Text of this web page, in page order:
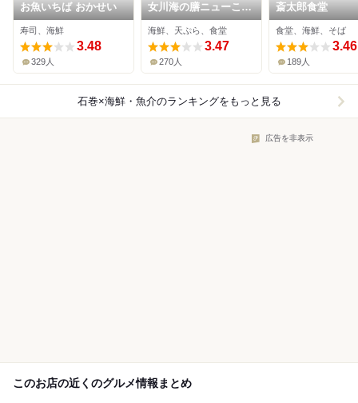
お魚いちば おかせい
寿司、海鮮
3.48
329人
女川海の膳ニューこの
り
海鮮、天ぷら、食堂
3.47
270人
斎太郎食堂
食堂、海鮮、そば
3.46
189人
石巻×海鮮・魚介のランキングをもっと見る
広告を非表示
このお店の近くのグルメ情報まとめ